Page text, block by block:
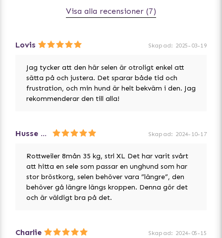
Visa alla recensioner (7)
Lovis Skapad: 2025-03-19
Jag tycker att den här selen är otroligt enkel att
sätta på och justera. Det sparar både tid och
frustration, och min hund är helt bekväm i den. Jag
rekommenderar den till alla!
Husse till Atlas Skapad: 2024-10-17
Rottweiler 8mån 35 kg, strl XL Det har varit svårt
att hitta en sele som passar en unghund som har
stor bröstkorg, selen behöver vara ”längre”, den
behöver gå längre längs kroppen. Denna gör det
och är väldigt bra på det.
Charlie Skapad: 2024-05-15